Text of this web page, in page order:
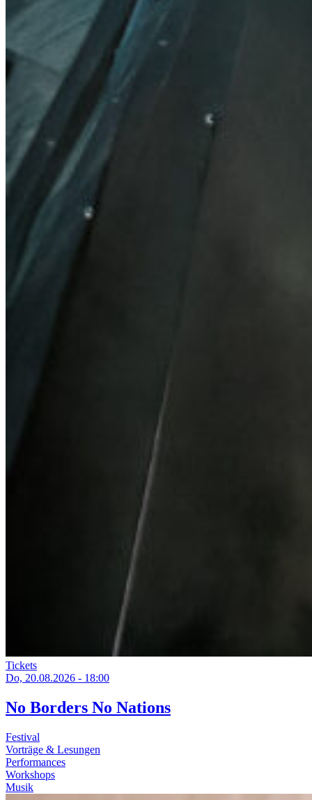
Tickets
Do, 20.08.2026 - 18:00
No Borders No Nations
Festival
Vorträge & Lesungen
Performances
Workshops
Musik